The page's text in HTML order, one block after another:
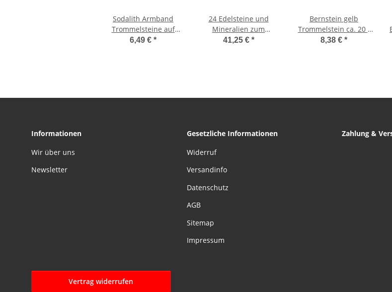
Sodalith Armband
Trommelsteine auf
Stretchband
6,49 € *
24 Edelsteine und
Mineralien zum
Befüllen
41,25 € *
Bernstein gelb
Trommelstein ca. 20 -
30 mm
8,38 € *
Informationen
Wir über uns
Newsletter
Gesetzliche Informationen
Widerruf
Versandinfo
Datenschutz
AGB
Sitemap
Impressum
Zahlung &
Vertrag widerrufen